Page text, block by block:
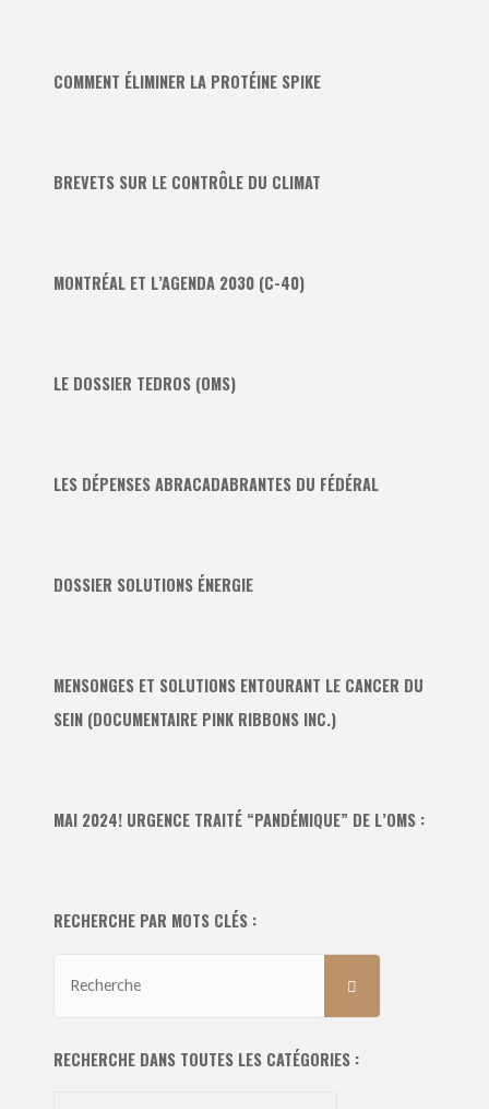
COMMENT ÉLIMINER LA PROTÉINE SPIKE
BREVETS SUR LE CONTRÔLE DU CLIMAT
MONTRÉAL ET L’AGENDA 2030 (C-40)
LE DOSSIER TEDROS (OMS)
LES DÉPENSES ABRACADABRANTES DU FÉDÉRAL
DOSSIER SOLUTIONS ÉNERGIE
MENSONGES ET SOLUTIONS ENTOURANT LE CANCER DU
SEIN (DOCUMENTAIRE PINK RIBBONS INC.)
MAI 2024! URGENCE TRAITÉ “PANDÉMIQUE” DE L’OMS :
RECHERCHE PAR MOTS CLÉS :
RECHERCHE
RECHERCHE DANS TOUTES LES CATÉGORIES :